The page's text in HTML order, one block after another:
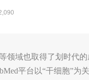
领域也取得了划时代
平台以“干细胞”为